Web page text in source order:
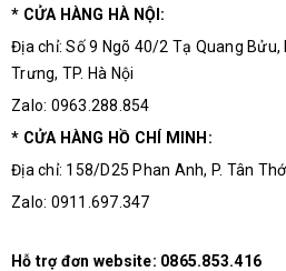
* CỬA HÀNG HÀ NỘI:
Địa chỉ: Số 9 Ngõ 40/2 Tạ Quang Bửu,
Trưng, TP. Hà Nội
Zalo: 0963.288.854
* CỬA HÀNG HỒ CHÍ MINH:
Địa chỉ: 158/D25 Phan Anh, P. Tân
Zalo: 0911.697.347
Hỗ trợ đơn website: 0865.853.416